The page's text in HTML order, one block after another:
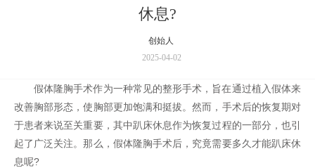
休息?
创始人
2025-04-02
假体隆胸手术作为一种常见的整形手术，旨在通过植入假体来
改善胸部形态，使胸部更加饱满和挺拔。然而，手术后的恢复期对
于患者来说至关重要，其中趴床休息作为恢复过程的一部分，也引
起了广泛关注。那么，假体隆胸手术后，究竟需要多久才能趴床休
息呢?